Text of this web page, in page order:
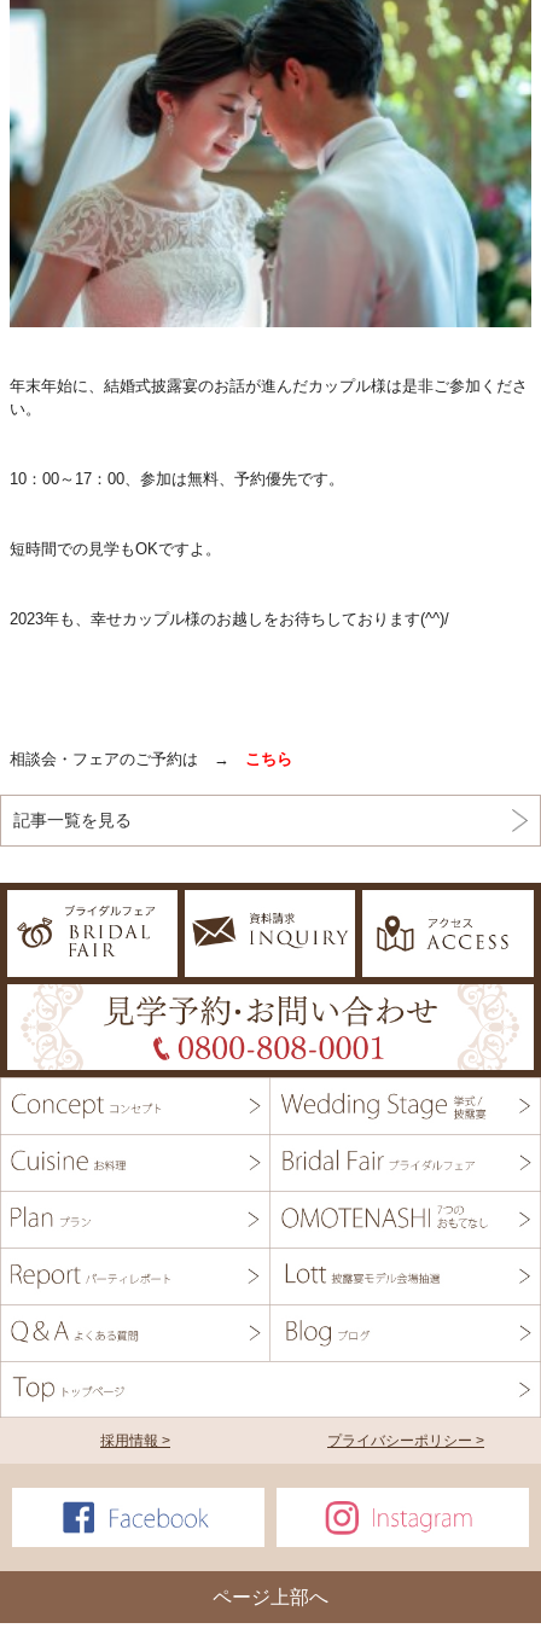
年末年始に、結婚式披露宴のお話が進んだカップル様は是非ご参加くださ
い。
10：00～17：00、参加は無料、予約優先です。
短時間での見学もOKですよ。
2023年も、幸せカップル様のお越しをお待ちしております(^^)/
相談会・フェアのご予約は → こちら
記事一覧を見る
採用情報 > プライバシーポリシー >
ページ上部へ